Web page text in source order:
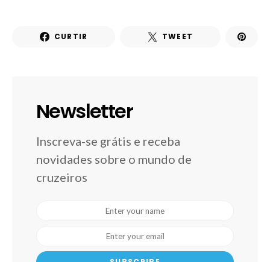
CURTIR TWEET
Newsletter
Inscreva-se grátis e receba
novidades sobre o mundo de
cruzeiros